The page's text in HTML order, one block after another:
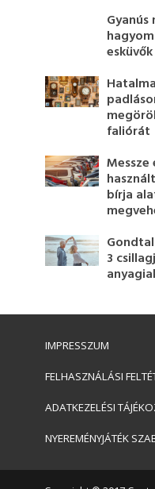
Gyanús
faliórát
bírja
3
IMPRESSZUM
FELHASZNÁLÁSI
ADATKEZELÉSI
NYEREMÉNYJÁTÉK